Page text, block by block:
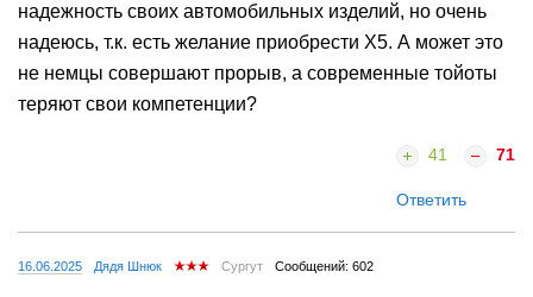
надежность своих автомобильных изделий, но очень
надеюсь, т.к. есть желание приобрести X5. А может это
не немцы совершают прорыв, а современные тойоты
теряют свои компетенции?
41 71
Ответить
16.06.2025 Дядя Шнюк Сургут Сообщений: 602